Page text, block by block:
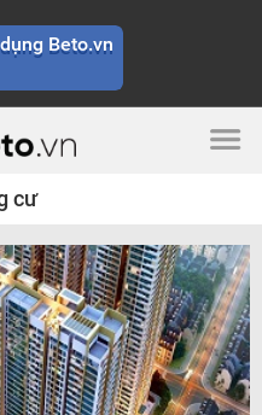
Beto.vn
cư